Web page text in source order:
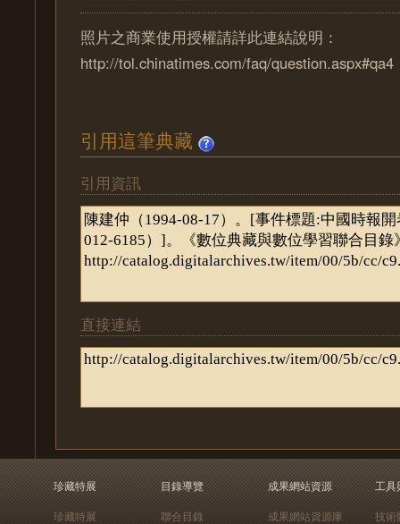
照片之商業使用授權請詳此連結說明：
http://tol.chinatimes.com/faq/question.aspx#qa4
引用這筆典藏
引用資訊
直接連結
珍藏特展
珍藏特展
目錄導覽
聯合目錄
成果網站資源
成果網站資源庫
工具
技術